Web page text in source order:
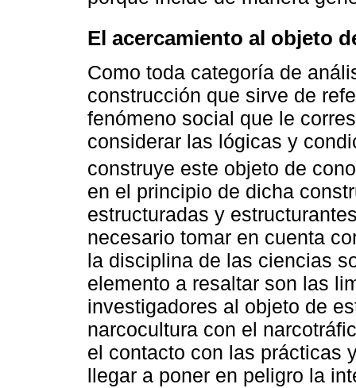
El acercamiento al objeto
Como toda categoría de
construcción que sirve de
fenómeno social que le
considerar las lógicas y
construye este objeto de
en el principio de dicha
estructuradas y
necesario tomar en cuenta
la disciplina de las ciencias
elemento a resaltar son las
investigadores al objeto de
narcocultura con el
el contacto con las prácticas
llegar a poner en peligro la